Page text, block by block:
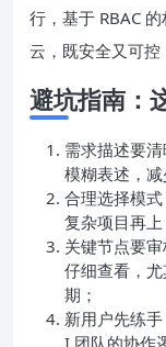
继承 QoderWork
行，基于 RBAC
避坑指南：
需求描述要清
模糊表述，
合理选择模
复杂项目再
关键节点要
仔细查看，尤
期；